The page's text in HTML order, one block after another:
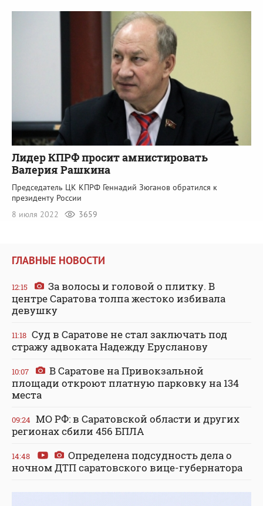
Лидер КПРФ просит амнистировать
Валерия Рашкина
Председатель ЦК КПРФ Геннадий Зюганов обратился к
президенту России
8 июля 2022
3659
ГЛАВНЫЕ НОВОСТИ
12:15
За волосы и головой о плитку. В
центре Саратова толпа жестоко избивала
девушку
11:18 Суд в Саратове не стал заключать под
стражу адвоката Надежду Ерусланову
10:07
В Саратове на Привокзальной
площади откроют платную парковку на 134
места
09:24 МО РФ: в Саратовской области и других
регионах сбили 456 БПЛА
14:48
Определена подсудность дела о
ночном ДТП саратовского вице-губернатора